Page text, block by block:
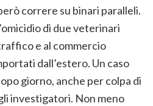
correre su binari paralleli.
di due veterinari
e al commercio
dall’estero. Un caso
giorno, anche per colpa di
investigatori. Non meno